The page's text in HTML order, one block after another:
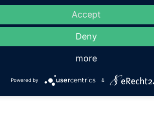
Accept
Deny
more
Powered by &